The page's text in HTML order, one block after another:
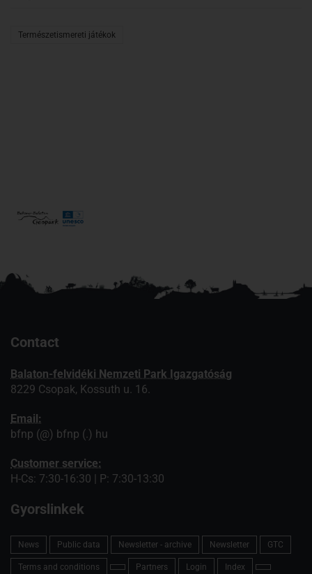
Természetismereti játékok
Contact
Balaton-felvidéki Nemzeti Park Igazgatóság
8229 Csopak, Kossuth u. 16.
Email:
bfnp (@) bfnp (.) hu
Customer service:
H-Cs: 7:30-16:30 | P: 7:30-13:30
Gyorslinkek
News Public data Newsletter - archive Newsletter GTC
Terms and conditions Partners Login Index